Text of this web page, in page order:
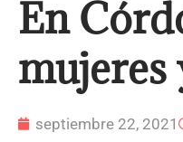
En
mujeres
septiembre 22, 2021